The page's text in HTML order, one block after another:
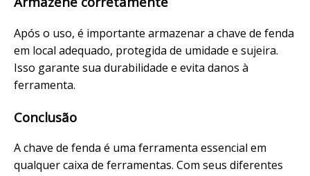
Após o uso, é importante armazenar a chave de fenda
em local adequado, protegida de umidade e sujeira.
Isso garante sua durabilidade e evita danos à
ferramenta.
Conclusão
A chave de fenda é uma ferramenta essencial em
qualquer caixa de ferramentas. Com seus diferentes